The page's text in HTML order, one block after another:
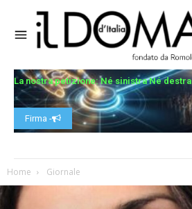
La nostra petizione: Né sinistra Né destra
Firma -
Home Giornale